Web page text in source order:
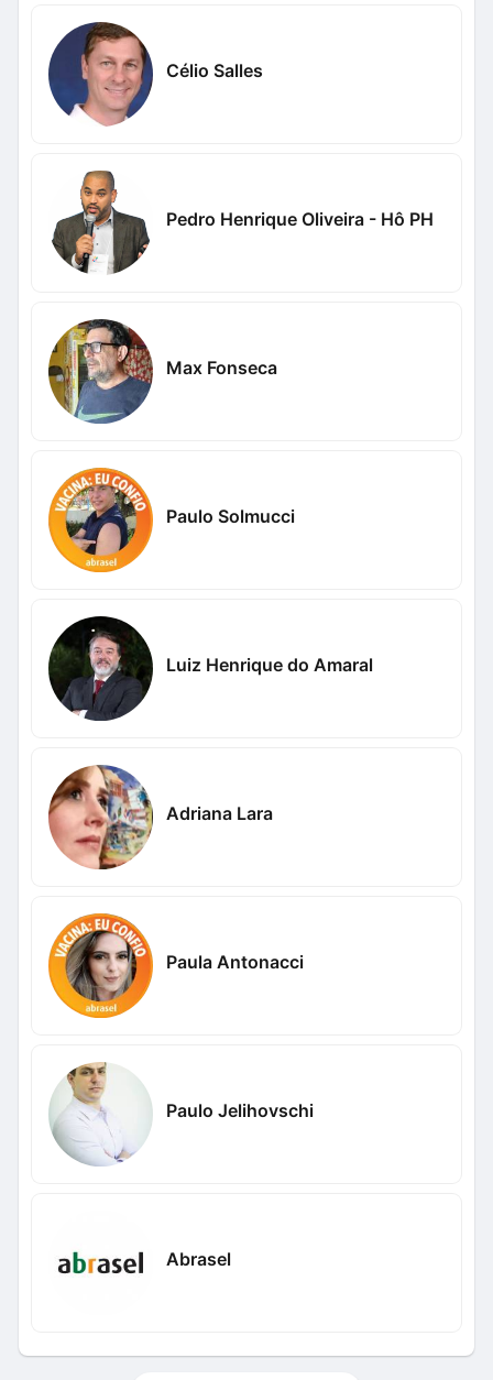
Célio Salles
Pedro Henrique Oliveira - Hô PH
Max Fonseca
Paulo Solmucci
Luiz Henrique do Amaral
Adriana Lara
Paula Antonacci
Paulo Jelihovschi
Abrasel